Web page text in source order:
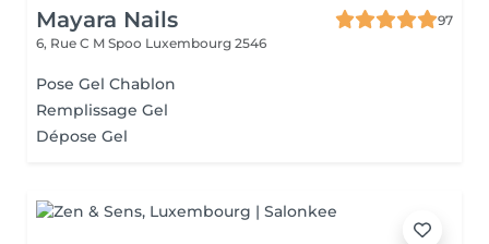
Mayara Nails
97
6, Rue C M Spoo Luxembourg 2546
Pose Gel Chablon
Remplissage Gel
Dépose Gel